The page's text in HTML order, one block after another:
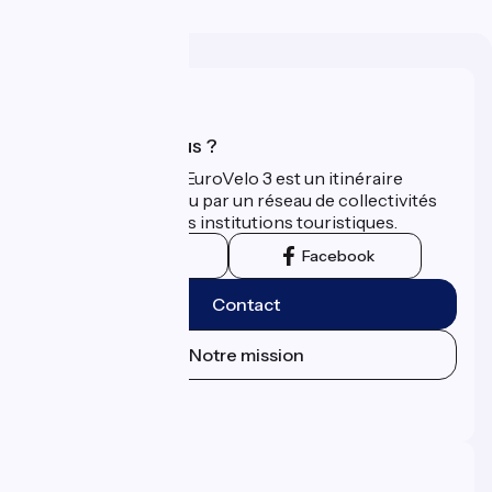
Qui sommes-nous ?
La Scandibérique-EuroVelo 3 est un itinéraire
développé et promu par un réseau de collectivités
territoriales et leurs institutions touristiques.
Facebook
Contact
Notre mission